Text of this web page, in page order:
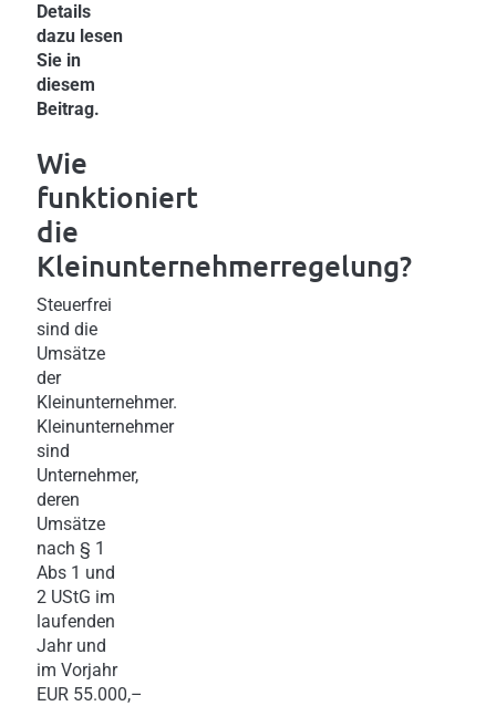
Details
dazu lesen
Sie in
diesem
Beitrag.
Wie
funktioniert
die
Kleinunternehmerregelung?
Steuerfrei
sind die
Umsätze
der
Kleinunternehmer.
Kleinunternehmer
sind
Unternehmer,
deren
Umsätze
nach § 1
Abs 1 und
2 UStG im
laufenden
Jahr und
im Vorjahr
EUR 55.000,–